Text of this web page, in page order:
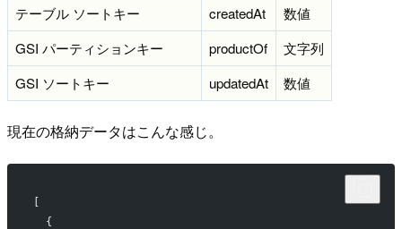
テーブル ソートキー
createdAt
数値
GSI パーティションキー
productOf
文字列
GSI ソートキー
updatedAt 数値
現在の格納データはこんな感じ。
[
  {